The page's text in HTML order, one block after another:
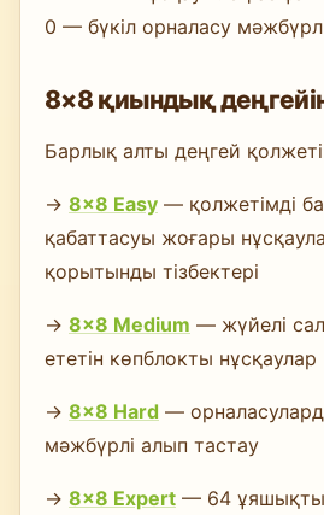
0 — бүкіл орналасу
8×8 қиындық
Барлық алты деңгей
→ 8×8 Easy — қолжетімді
қабаттасуы жоғары
қорытынды тізбектері
→ 8×8 Medium — жүйелі
ететін көпблокты нұсқаулар
→ 8×8 Hard —
мәжбүрлі алып тастау
→ 8×8 Expert — 64